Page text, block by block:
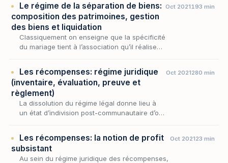
long du m…
Le régime de la séparation de biens:
composition des patrimoines, gestion
des biens et liquidation
Classiquement on enseigne que la spécificité
du mariage tient à l’association qu’il réalise
Oct 2021193 min
Les récompenses: régime juridique
(inventaire, évaluation, preuve et
règlement)
La dissolution du régime légal donne lieu à
un état d’indivision post-communautaire d’où
Oct 2021280 min
Les récompenses: la notion de profit
subsistant
Au sein du régime juridique des récompenses,
Oct 202123 min